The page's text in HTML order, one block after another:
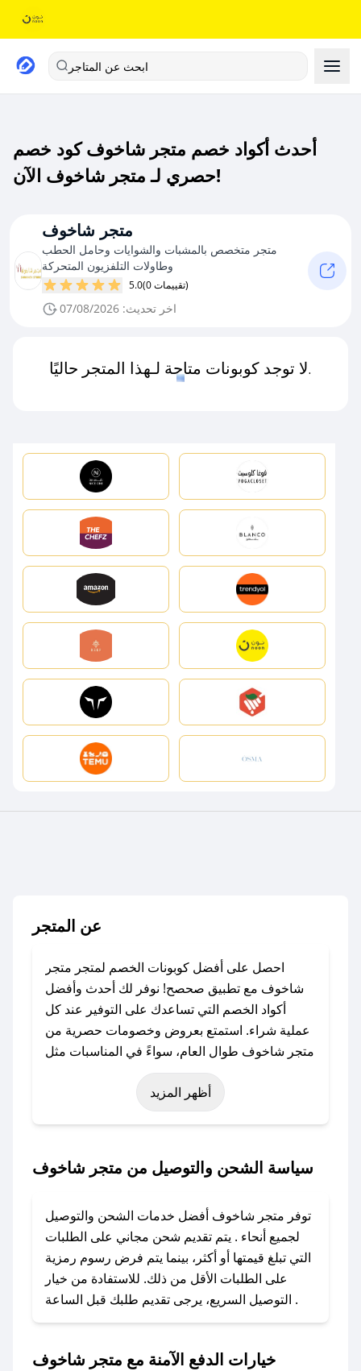
ابحث عن المتاجر
أحدث أكواد خصم متجر شاخوف كود خصم
حصري لـ متجر شاخوف الآن!
متجر شاخوف
متجر متخصص بالمشبات والشوايات وحامل الحطب
وطاولات التلفزيون المتحركة
5.0 (0 تقييمات)
اخر تحديث: 07/08/2026
لا توجد كوبونات متاحة لـهذا المتجر حاليًا.
عن المتجر
احصل على أفضل كوبونات الخصم لمتجر متجر
شاخوف مع تطبيق صحصح! نوفر لك أحدث وأفضل
أكواد الخصم التي تساعدك على التوفير عند كل
عملية شراء. استمتع بعروض وخصومات حصرية من
متجر شاخوف طوال العام، سواءً في المناسبات مثل
عيد الفطر، عيد الأضحى، الجمعة البيضاء (شهر
نوفمبر)، رمضان، اليوم الوطني، يوم التأسيس، أو
حتى عروض خاصة أخرى.
باستخدام تطبيق صحصح، يمكنك العثور بسهولة على
الكوبون، تواصل معنا عبر تويتر أو البريد الإلكتروني
لإضافته بسرعة.
### كيفية استخدام كود خصم متجر شاخوف؟
1. انسخ كود الخصم من تطبيق صحصح.
2. الصقه في خانة الدفع عند التسوق من متجر
أظهر المزيد
سياسة الشحن والتوصيل من متجر شاخوف
توفر متجر شاخوف أفضل خدمات الشحن والتوصيل
لجميع أنحاء . يتم تقديم شحن مجاني على الطلبات
التي تبلغ قيمتها أو أكثر، بينما يتم فرض رسوم رمزية
على الطلبات الأقل من ذلك. للاستفادة من خيار
التوصيل السريع، يرجى تقديم طلبك قبل الساعة .
خيارات الدفع الآمنة مع متجر شاخوف